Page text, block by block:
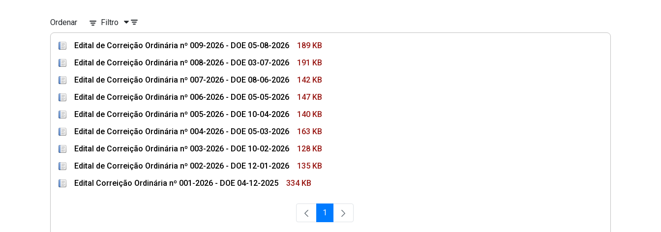
Ordenar Filtro
Edital de Correição Ordinária nº 009-2026 - DOE 05-08-2026
189 KB
Edital de Correição Ordinária nº 008-2026 - DOE 03-07-2026
191 KB
Edital de Correição Ordinária nº 007-2026 - DOE 08-06-2026
142 KB
Edital de Correição Ordinária nº 006-2026 - DOE 05-05-2026
147 KB
Edital de Correição Ordinária nº 005-2026 - DOE 10-04-2026
140 KB
Edital de Correição Ordinária nº 004-2026 - DOE 05-03-2026
163 KB
Edital de Correição Ordinária nº 003-2026 - DOE 10-02-2026
128 KB
Edital de Correição Ordinária nº 002-2026 - DOE 12-01-2026
135 KB
Edital Correição Ordinária nº 001-2026 - DOE 04-12-2025
334 KB
Página
1